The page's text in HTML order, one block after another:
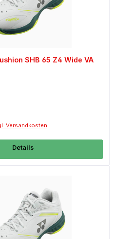
SHB 65 Z4 Wide VA
Versandkosten
Details